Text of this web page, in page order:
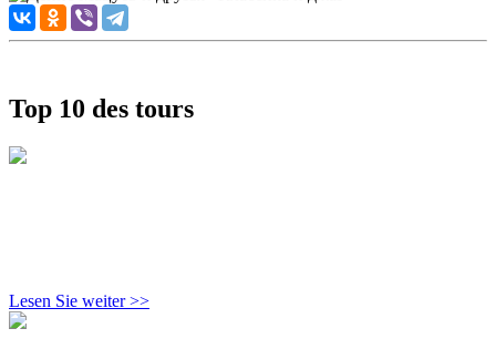
Top 10 des tours
Lesen Sie weiter >>